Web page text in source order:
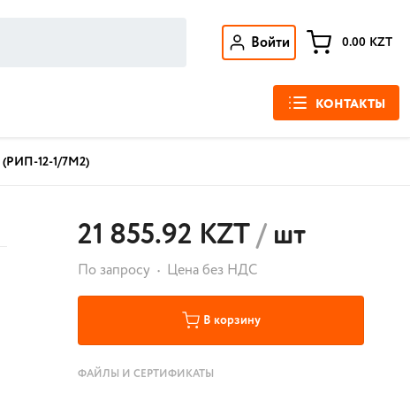
Войти 0.00 KZT
КОНТАКТЫ
(РИП-12-1/7М2)
21 855.92 KZT/шт
По запросу Цена без НДС
В корзину
ФАЙЛЫ И СЕРТИФИКАТЫ